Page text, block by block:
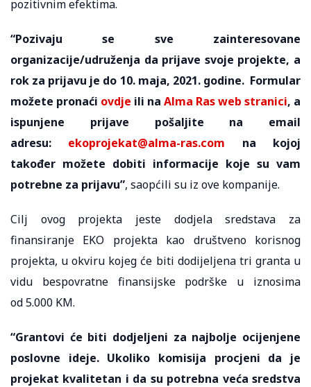
pozitivnim efektima.
“Pozivaju se sve zainteresovane
organizacije/udruženja da prijave svoje projekte, a
rok za prijavu je do 10. maja, 2021. godine. Formular
možete pronaći ovdje ili na Alma Ras web stranici, a
ispunjene prijave pošaljite na email
adresu: ekoprojekat@alma-ras.com na kojoj
također možete dobiti informacije koje su vam
potrebne za prijavu”, saopćili su iz ove kompanije.
Cilj ovog projekta jeste dodjela sredstava za
finansiranje EKO projekta kao društveno korisnog
projekta, u okviru kojeg će biti dodijeljena tri granta u
vidu bespovratne finansijske podrške u iznosima
od 5.000 KM.
“Grantovi će biti dodjeljeni za najbolje ocijenjene
poslovne ideje. Ukoliko komisija procjeni da je
projekat kvalitetan i da su potrebna veća sredstva